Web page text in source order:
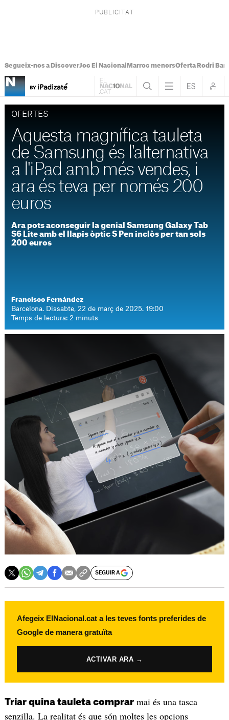
Segueix-nos a DiscoverJoc El Nacional Marroc menorsOferta Rodri
OFERTES
Aquesta magnífica tauleta
de Samsung és l'alternativa
a l'iPad amb més vendes, i
ara és teva per només 200
euros
Ara pots aconseguir la genial Samsung Galaxy Tab
S6 Lite amb el llapis òptic S Pen inclòs per tan sols
200 euros
Francisco Fernández
Barcelona. Dissabte, 22 de març de 2025. 19:00
Temps de lectura: 2 minuts
SEGUIR A
Afegeix ElNacional.cat a les teves fonts preferides de
Google de manera gratuïta
ACTIVAR ARA →
Triar quina tauleta comprarmai és una tasca
senzilla. La realitat és que són moltes les opcions